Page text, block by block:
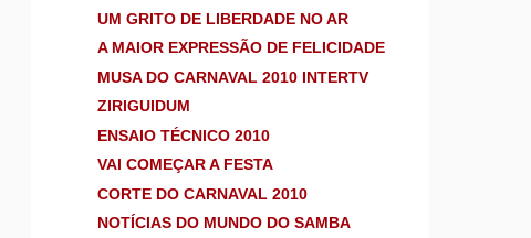
UM GRITO DE LIBERDADE NO AR
A MAIOR EXPRESSÃO DE FELICIDADE
MUSA DO CARNAVAL 2010 INTERTV
ZIRIGUIDUM
ENSAIO TÉCNICO 2010
VAI COMEÇAR A FESTA
CORTE DO CARNAVAL 2010
NOTÍCIAS DO MUNDO DO SAMBA